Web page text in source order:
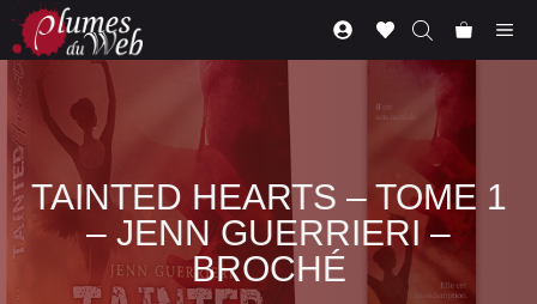
Aller
contenu
TAINTED HEARTS – TOME 1
– JENN GUERRIERI –
BROCHÉ